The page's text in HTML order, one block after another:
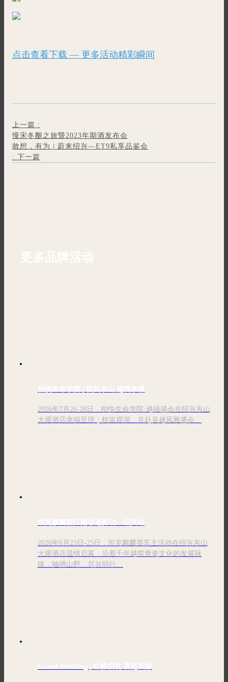
点击查看下载 — 更多活动精彩瞬间
上一篇 :
慢宋冬酿之旅暨2023年期酒发布会
敢想，有为 | 蔚来绍兴—ET9私享品鉴会
: 下一篇
更多品牌活动
柏悦生命学院 | 枕岚东山 越境承禧
2026年7月26-28日，柏悦生命学院·越禧盛会在绍兴东山
大观酒店幸福呈现；枕岚观湖，共赴吴越风雅盛会。
坦克麒麟荟江南非遗探访—绍兴站
2026年6月23日-25日，坦克麒麟荟车主活动在绍兴东山
大观酒店温情启幕，沿着千年越窑青瓷文化的发展脉
络，驰骋山野，尽兴同行。
Grand Wedding | 红帷启礼 喜赴良缘